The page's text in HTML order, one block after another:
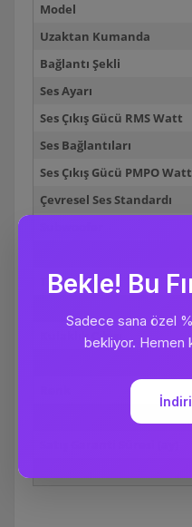
Model
Uzaktan Kumanda
Bağlantı Şekli
Ses Ayarı
Ses Çıkış Gücü RMS Watt
Ses Bağlantıları
Ses Çıkış Gücü PMPO Watt
Çevresel Ses Standardı
Tiz Bas Ayarı
Kulaklık Çıkışı